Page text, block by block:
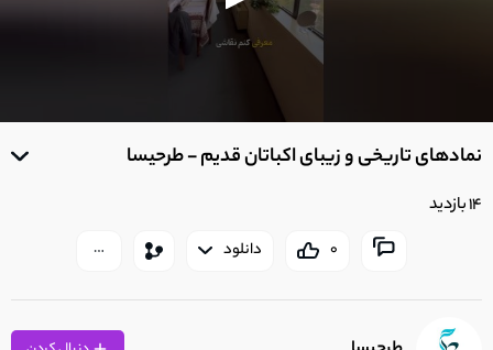
0
of نمادهای تاریخی و زیبای اکباتان قدیم - طرحیسا
14 بازدید
0 دانلود